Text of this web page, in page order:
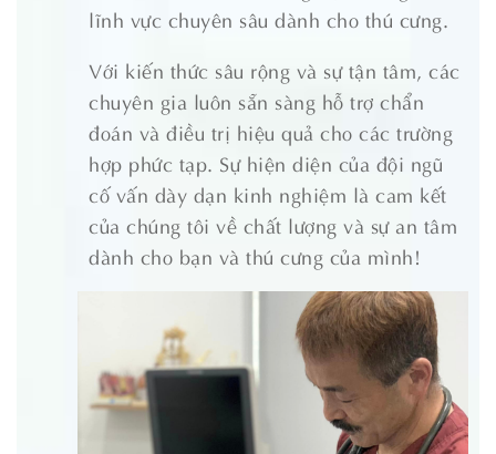
lĩnh vực chuyên sâu dành cho thú cưng.
Với kiến thức sâu rộng và sự tận tâm, các
chuyên gia luôn sẵn sàng hỗ trợ chẩn
đoán và điều trị hiệu quả cho các trường
hợp phức tạp. Sự hiện diện của đội ngũ
cố vấn dày dạn kinh nghiệm là cam kết
của chúng tôi về chất lượng và sự an tâm
dành cho bạn và thú cưng của mình!